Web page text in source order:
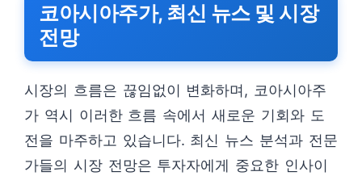
코아시아주가, 최신 뉴스 및 시장
전망
시장의 흐름은 끊임없이 변화하며, 코아시아주
가 역시 이러한 흐름 속에서 새로운 기회와 도
전을 마주하고 있습니다. 최신 뉴스 분석과 전문
가들의 시장 전망은 투자자에게 중요한 인사이